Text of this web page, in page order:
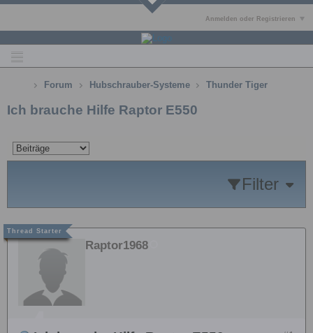
Anmelden oder Registrieren
Forum Hubschrauber-Systeme Thunder Tiger
Ich brauche Hilfe Raptor E550
Filter
Raptor1968